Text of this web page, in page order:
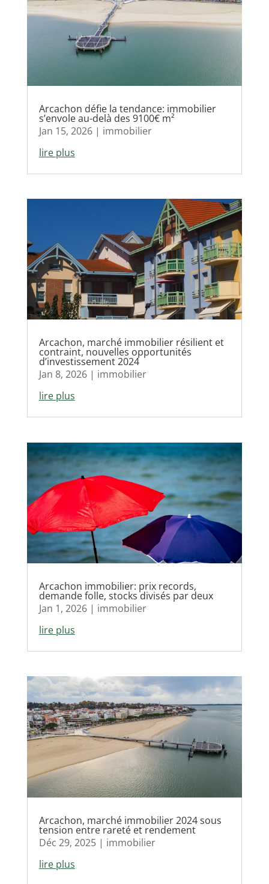
Arcachon défie la tendance: immobilier
s’envole au-delà des 9100€ m²
Jan 15, 2026| immobilier
lire plus
Arcachon, marché immobilier résilient et
contraint, nouvelles opportunités
d’investissement 2024
Jan 8, 2026| immobilier
lire plus
Arcachon immobilier: prix records,
demande folle, stocks divisés par deux
Jan 1, 2026| immobilier
lire plus
Arcachon, marché immobilier 2024 sous
tension entre rareté et rendement
Déc 29, 2025| immobilier
lire plus